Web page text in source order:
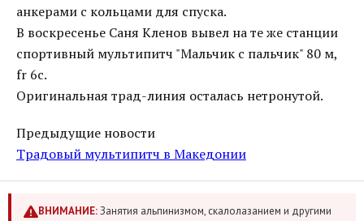
анкерами с кольцами для спуска.
В воскресенье Саня Кленов вывел на те же станции
спортивный мультипитч "Мальчик с пальчик" 80 м,
fr 6c.
Оригинальная трад-линия осталась нетронутой.
Предыдущие новости
Традовый мультипитч в Македонии
ВНИМАНИЕ:Занятия альпинизмом, скалолазанием и другими